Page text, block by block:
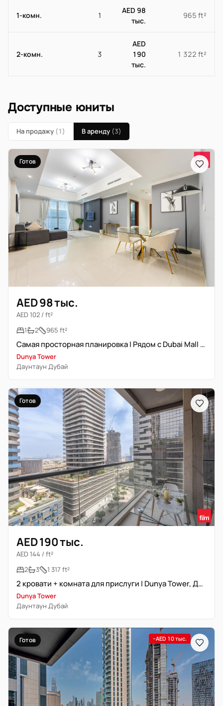
1-комн. 1
AED 98
тыс.
965 ft²
2-комн. 3
AED
190
тыс.
1 322 ft²
Доступные юниты
На продажу (1) В аренду (3)
Готов
AED 98 тыс.
AED 102 / ft²
1
2 965 ft²
Самая просторная планировка | Рядом с Dubai Mall | Полностью меблирована
Dunya Tower
Даунтаун Дубай
Готов
AED 190 тыс.
AED 144 / ft²
2
3 1 317 ft²
2 кровати + комната для прислуги | Dunya Tower, Даунтаун Дубай
Dunya Tower
Даунтаун Дубай
Готов −AED 10 тыс.